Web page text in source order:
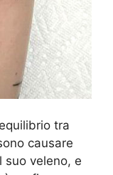
tra
causare
suo veleno, e